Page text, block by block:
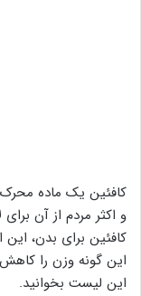
کافئین یک ماده محرک
و اکثر مردم از آن
کافئین برای بدن،
این گونه وزن را
این لیست بخوانید.